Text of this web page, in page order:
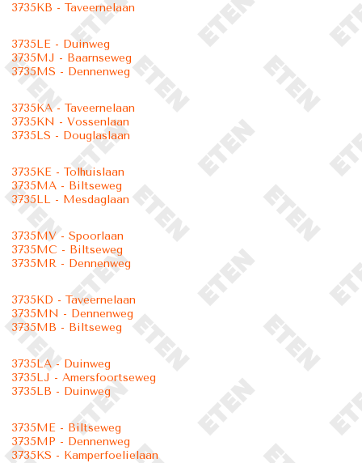
3735KB - Taveernelaan
3735LE - Duinweg
3735MJ - Baarnseweg
3735MS - Dennenweg
3735KA - Taveernelaan
3735KN - Vossenlaan
3735LS - Douglaslaan
3735KE - Tolhuislaan
3735MA - Biltseweg
3735LL - Mesdaglaan
3735MV - Spoorlaan
3735MC - Biltseweg
3735MR - Dennenweg
3735KD - Taveernelaan
3735MN - Dennenweg
3735MB - Biltseweg
3735LA - Duinweg
3735LJ - Amersfoortseweg
3735LB - Duinweg
3735ME - Biltseweg
3735MP - Dennenweg
3735KS - Kamperfoelielaan